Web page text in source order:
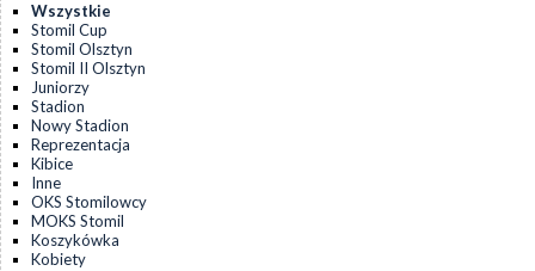
Wszystkie
Stomil Cup
Stomil Olsztyn
Stomil II Olsztyn
Juniorzy
Stadion
Nowy Stadion
Reprezentacja
Kibice
Inne
OKS Stomilowcy
MOKS Stomil
Koszykówka
Kobiety